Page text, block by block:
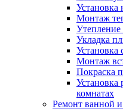
Установка
Монтаж
Утепление
Укладка
Установка
Монтаж
Покраска
Установка
комнатах
Ремонт ванной и